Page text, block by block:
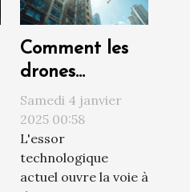
Comment les
drones
révolutionnent
le nettoyage
extérieur des
bâtiments
Samedi 4 janvier
2025 00:58
L'essor
technologique
actuel ouvre la voie à